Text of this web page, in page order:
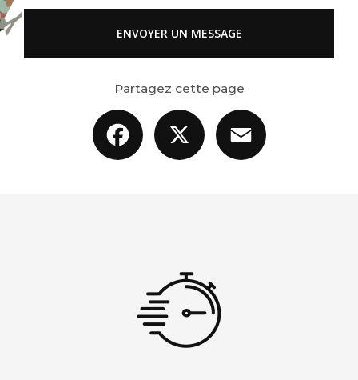
ENVOYER UN MESSAGE
Partagez cette page
Facebook